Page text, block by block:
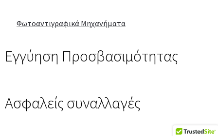
Φωτοαντιγραφικά Μηχανήματα
Εγγύηση Προσβασιμότητας
Ασφαλείς συναλλαγές